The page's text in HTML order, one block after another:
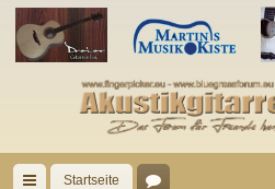
Startseite